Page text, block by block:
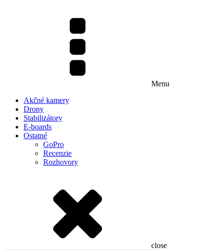
Menu
Akčné kamery
Drony
Stabilizátory
E-boards
Ostatné
GoPro
Recenzie
Rozhovory
close